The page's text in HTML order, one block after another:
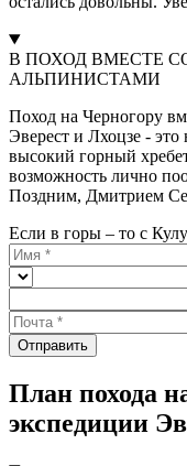
В ПОХОД ВМЕСТЕ
АЛЬПИНИСТАМИ
Поход на Черногору
Эверест и Лхоцзе -
высокий горный
возможность лично
Поздним, Дмитрием
Если в горы – то с
Отправить
План похода
экспедиции